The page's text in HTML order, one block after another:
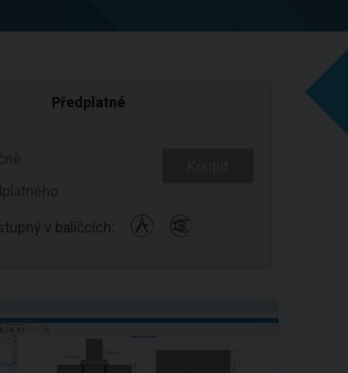
Předplatné
v balíčcích: